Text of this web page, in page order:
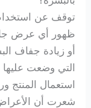
توقف عن استخدام
ظهور أي عرض
أو زيادة جفاف
التي وضعت عليها
استعمال المنتج